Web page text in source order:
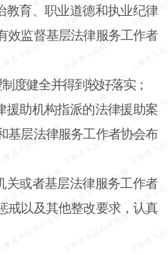
教育、职业道德和执业纪律
效监督基层法律服务工作者
度健全并得到较好落实；
援助机构指派的法律援助案
基层法律服务工作者协会布
关或者基层法律服务工作者
戒以及其他整改要求，认真